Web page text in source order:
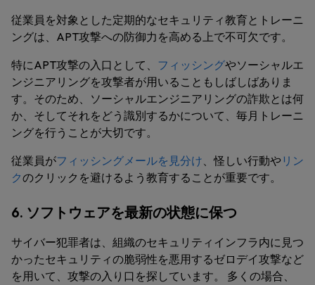
従業員を対象とした定期的なセキュリティ教育とトレーニ
ングは、APT攻撃への防御力を高める上で不可欠です。
特にAPT攻撃の入口として、 フィッシングやソーシャルエ
ンジニアリングを攻撃者が用いることもしばしばありま
す。そのため、ソーシャルエンジニアリングの詐欺とは何
か、そしてそれをどう識別するかについて、毎月トレーニ
ングを行うことが大切です。
従業員がフィッシングメールを見分け、怪しい行動や リン
クのクリックを避けるよう教育することが重要です。
6. ソフトウェアを最新の状態に保つ
サイバー犯罪者は、組織のセキュリティインフラ内に見つ
かったセキュリティの脆弱性を悪用するゼロデイ攻撃など
を用いて、攻撃の入り口を探しています。 多くの場合、